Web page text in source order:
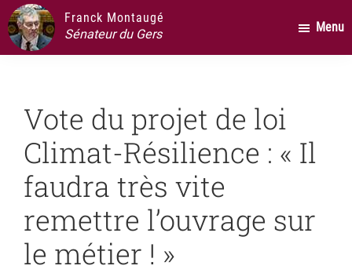
Passer
au
contenu
Passer
la
principale
Passer
au
pied
Franck Montaugé
Sénateur du Gers
Menu
Vote du projet de loi
Climat-Résilience : « Il
faudra très vite
remettre l’ouvrage sur
le métier ! »